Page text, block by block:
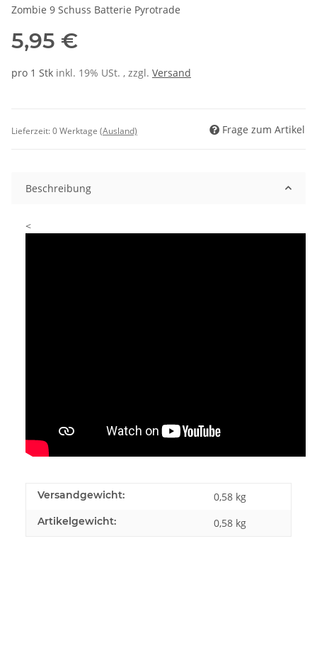
Zombie 9 Schuss Batterie Pyrotrade
5,95 €
pro 1 Stk inkl. 19% USt. , zzgl. Versand
Lieferzeit:0 Werktage (Ausland) Frage zum Artikel
Beschreibung
<
Versandgewicht: 0,58 kg
Artikelgewicht: 0,58 kg